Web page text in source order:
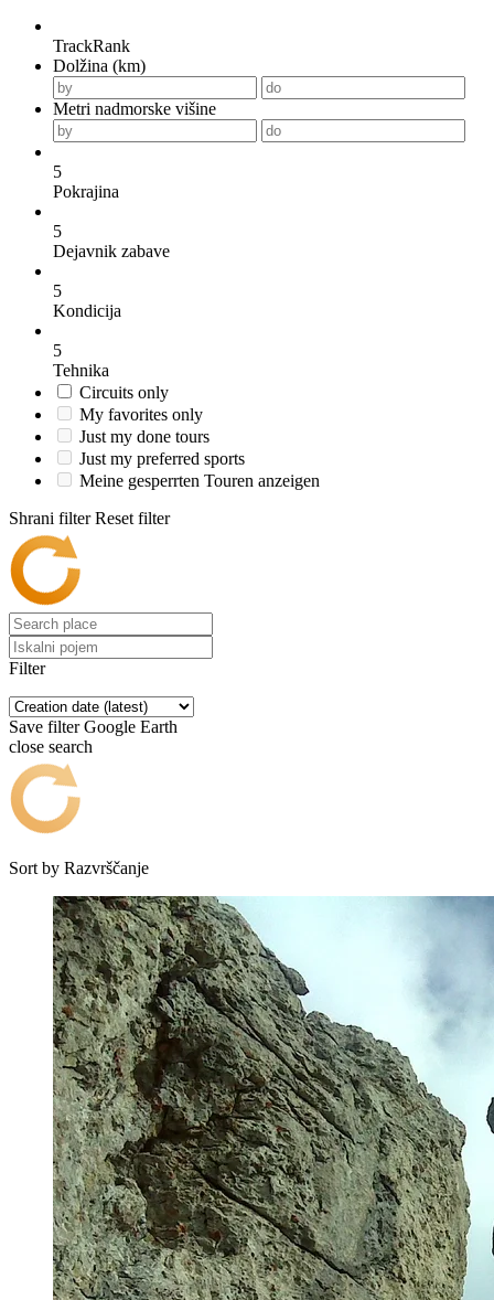
TrackRank
Dolžina (km)
Metri nadmorske višine
5
Pokrajina
5
Dejavnik zabave
5
Kondicija
5
Tehnika
Circuits only
My favorites only
Just my done tours
Just my preferred sports
Meine gesperrten Touren anzeigen
Shrani filter Reset filter
Filter
Save filter Google Earth
close search
Sort by Razvrščanje